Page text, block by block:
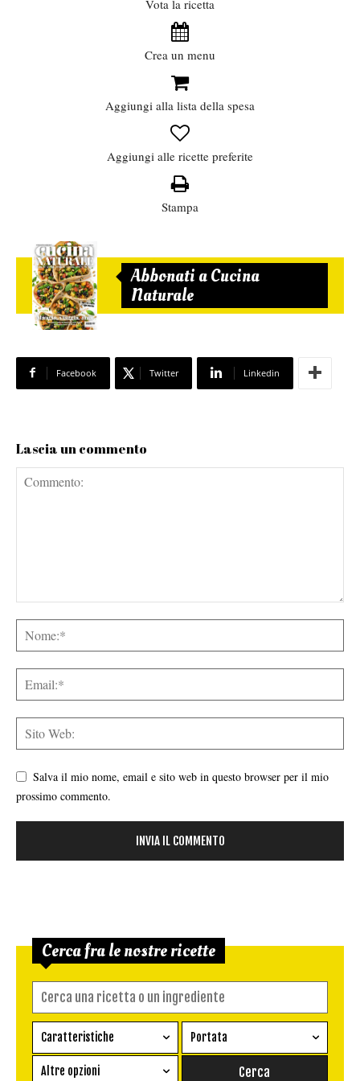
Vota la ricetta
Crea un menu
Aggiungi alla lista della spesa
Aggiungi alle ricette preferite
Stampa
Abbonati a Cucina
Naturale
Facebook Twitter Linkedin
Lascia un commento
Salva il mio nome, email e sito web in questo browser per il mio
prossimo commento.
Cerca fra le nostre ricette
Caratteristiche
Ricetta vegetariana
Portata
Altre opzioni